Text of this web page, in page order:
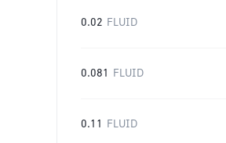
0.02 FLUID
0.081 FLUID
0.11 FLUID